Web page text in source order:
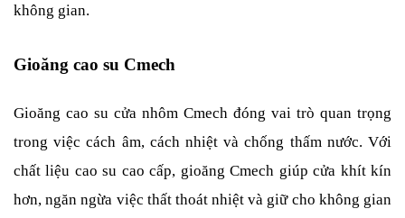
không gian.
Gioăng cao su Cmech
Gioăng cao su cửa nhôm Cmech đóng vai trò quan trọng
trong việc cách âm, cách nhiệt và chống thấm nước. Với
chất liệu cao su cao cấp, gioăng Cmech giúp cửa khít kín
hơn, ngăn ngừa việc thất thoát nhiệt và giữ cho không gian